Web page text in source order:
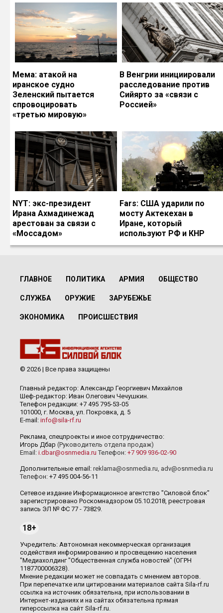
Мема: атакой на
иранское судно
Зеленский пытается
спровоцировать
«третью мировую»
В Венгрии инициировали
расследование против
Сийярто за «связи с
Россией»
NYT: экс-президент
Ирана Ахмадинежад
арестован за связи с
«Моссадом»
Fars: США ударили по
мосту Актекехан в
Иране, который
используют РФ и КНР
ГЛАВНОЕ ПОЛИТИКА АРМИЯ ОБЩЕСТВО
СЛУЖБА ОРУЖИЕ ЗАРУБЕЖЬЕ
ЭКОНОМИКА ПРОИСШЕСТВИЯ
© 2026 | Все права защищены
Главный редактор: Александр Георгиевич Михайлов
Шеф-редактор: Иван Олегович Чечушкин.
Телефон редакции: +7 495 795-53-05
101000, г. Москва, ул. Покровка, д. 5
E-mail: info@sila-rf.ru
Реклама, спецпроекты и иное сотрудничество:
Игорь Дбар (Руководитель отдела продаж)
Email: i.dbar@osnmedia.ru Телефон: +7 909 936-02-90
Дополнительные email: reklama@osnmedia.ru, adv@osnmedia.ru
Телефон: +7 495 004-56-11
Сетевое издание Информационное агентство "Силовой блок"
зарегистрировано Роскомнадзором 05.10.2018, реестровая
запись ЭЛ № ФС 77 - 73829.
18+
Учредитель: Автономная некоммерческая организация
содействия информированию и просвещению населения
"Медиахолдинг "Общественная служба новостей" (ОГРН
1187700006328).
Мнение редакции может не совпадать с мнением авторов.
При перепечатке или цитировании материалов сайта Sila-rf.ru
ссылка на источник обязательна, при использовании в
Интернет-изданиях и на сайтах обязательна прямая
гиперссылка на сайт Sila-rf.ru.